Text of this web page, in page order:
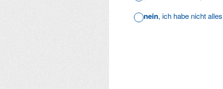
nein, ich habe nicht